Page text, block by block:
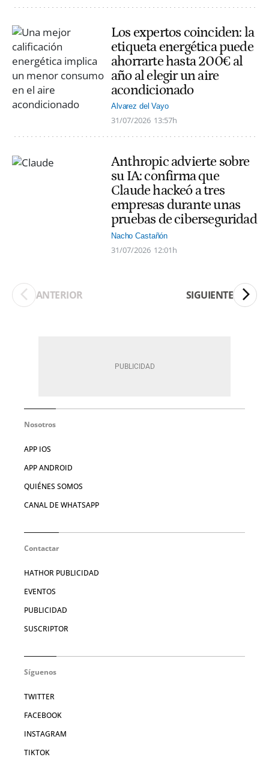
Los expertos coinciden: la
etiqueta energética puede
ahorrarte hasta 200€ al
año al elegir un aire
acondicionado
Alvarez del Vayo
31/07/2026 13:57h
Anthropic advierte sobre
su IA: confirma que
Claude hackeó a tres
empresas durante unas
pruebas de ciberseguridad
Nacho Castañón
31/07/2026 12:01h
ANTERIOR SIGUIENTE
Nosotros
APP IOS
APP ANDROID
QUIÉNES SOMOS
CANAL DE WHATSAPP
Contactar
HATHOR PUBLICIDAD
EVENTOS
PUBLICIDAD
SUSCRIPTOR
Síguenos
TWITTER
FACEBOOK
INSTAGRAM
TIKTOK